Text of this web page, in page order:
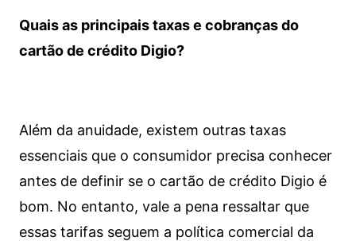
Quais as principais taxas e cobranças do
cartão de crédito Digio?
Além da anuidade, existem outras taxas
essenciais que o consumidor precisa conhecer
antes de definir se o cartão de crédito Digio é
bom. No entanto, vale a pena ressaltar que
essas tarifas seguem a política comercial da